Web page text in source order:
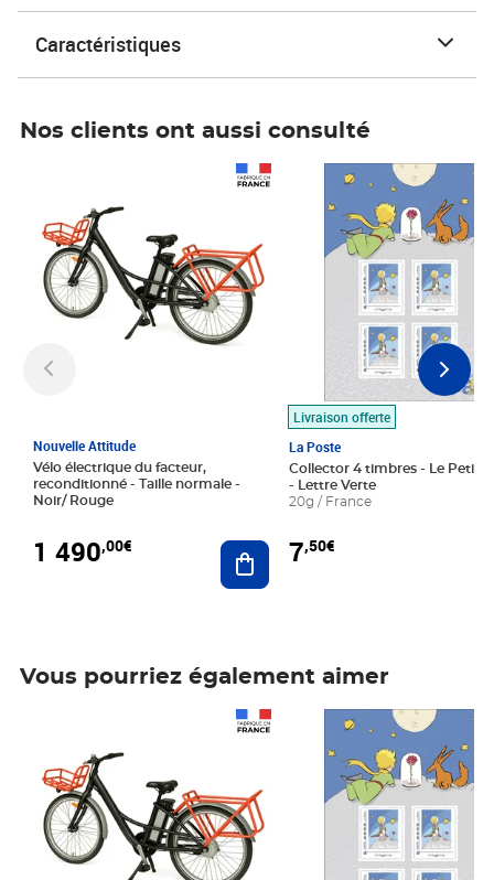
Caractéristiques
Nos clients ont aussi consulté
Nouvelle Attitude
Vélo électrique du facteur,
reconditionné - Taille normale -
Noir/ Rouge
1 490,00€ Ajouter au panier
Livraison offerte
La Poste
Collector 4 timbres - Le Petit
- Lettre Verte
20g / France
7,50€
Prix 7,50€
Vous pourriez également aimer
Prix 7,50€